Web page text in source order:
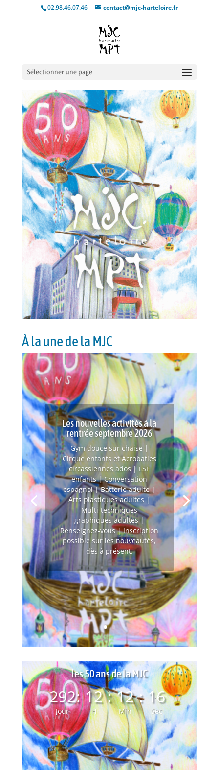
02.98.46.07.46 contact@mjc-harteloire.fr
Sélectionner une page
À la une de la MJC
Les nouvelles activités à la
rentrée septembre 2026
Gym douce sur chaise |
Cirque enfants et Acrobaties
circassiennes ados | LSF
enfants | Conversation
espagnol | Batterie adulte |
Arts plastiques adultes |
Multi-techniques
graphiques adultes |
Renseignez-vous | Inscription
possible sur les nouveautés,
dès à présent.
les 50 ans de la MJC
292
Jour
: 12
H
: 12
Min
: 15
Sec